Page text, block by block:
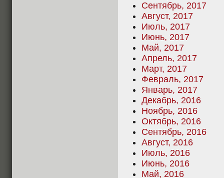
Сентябрь, 2017
Август, 2017
Июль, 2017
Июнь, 2017
Май, 2017
Апрель, 2017
Март, 2017
Февраль, 2017
Январь, 2017
Декабрь, 2016
Ноябрь, 2016
Октябрь, 2016
Сентябрь, 2016
Август, 2016
Июль, 2016
Июнь, 2016
Май, 2016